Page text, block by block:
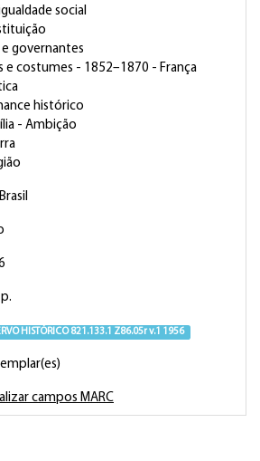
social
e governantes
e costumes - 1852–1870 - França
histórico
- Ambição
HISTÓRICO 821.133.1 Z86.05r v.1 1956
campos MARC